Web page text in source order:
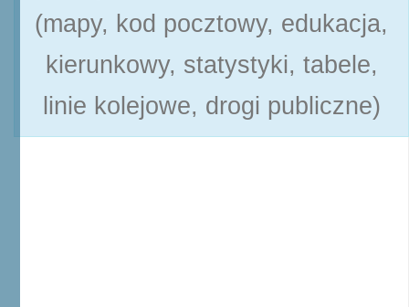
(mapy, kod pocztowy, edukacja,
kierunkowy, statystyki, tabele,
linie kolejowe, drogi publiczne)